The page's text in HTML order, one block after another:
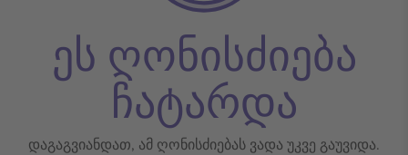
ეს ღონისძიება
ჩატარდა
დაგაგვიანდათ, ამ ღონისძიებას ვადა უკვე გაუვიდა.